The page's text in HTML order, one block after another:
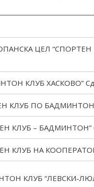
ЦЕЛ “СПОРТЕН
КЛУБ ХАСКОВО”
КЛУБ ПО БАДМИНТОН
КЛУБ – БАДМИНТОН”
КЛУБ НА
КЛУБ “ЛЕВСКИ-